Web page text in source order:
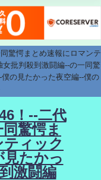
驚愕まとめ速報にロマンテ
批判殺到激闘編--の一同驚
の見たかった夜空編--僕の
！--二代
驚愕ま
ティック
見たかっ
激闘編